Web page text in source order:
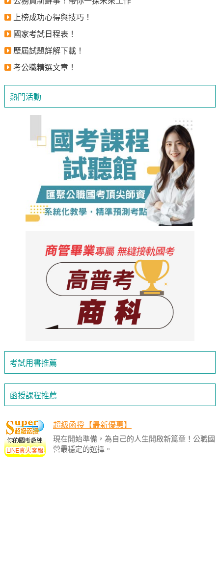
上榜成功心得與技巧！
國家考試日程表！
歷屆試題詳解下載！
考公職精選文章！
熱門活動
考試用書推薦
函授課程推薦
超級函授【最新優惠】
現在開始準備，為自己的人生開啟新篇章！公職國
營最穩定的選擇。